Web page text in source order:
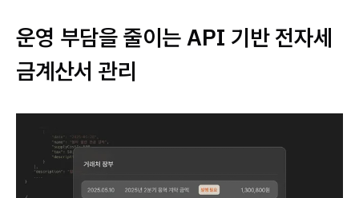
운영 부담을 줄이는 API 기반 전자세
금계산서 관리